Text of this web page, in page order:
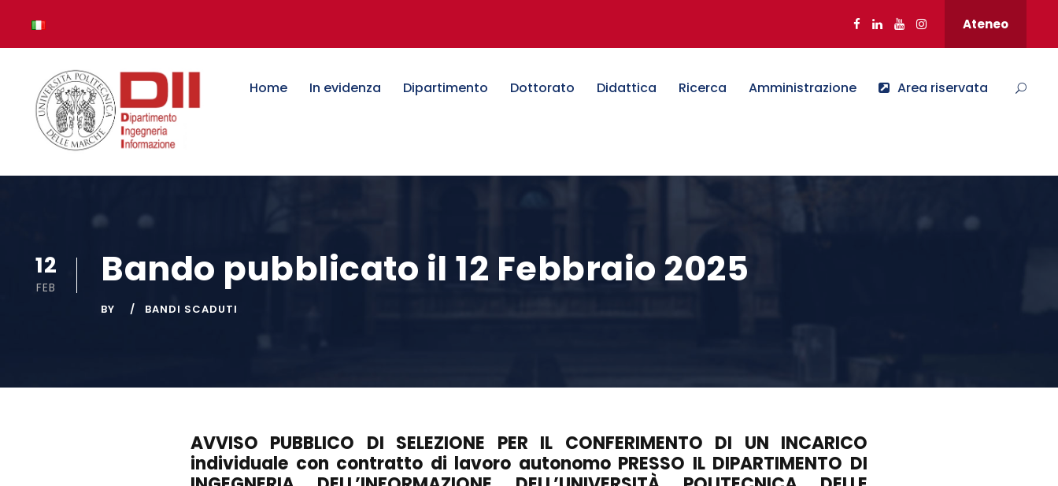
Ateneo
Home In evidenza Dipartimento Dottorato Didattica Ricerca Amministrazione Area riservata
12
FEB Bando pubblicato il 12 Febbraio 2025
BY BANDI SCADUTI
AVVISO PUBBLICO DI SELEZIONE PER IL CONFERIMENTO DI UN INCARICO
individuale con contratto di lavoro autonomo PRESSO IL DIPARTIMENTO DI